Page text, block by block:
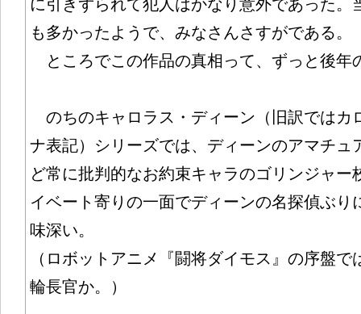
に引きずられて犯人はかなり意外であった。
も多かったようで、みなさんさすがである。
ところでこの作品の真相って、ずっと後
のちのキャロラス・ディーン（旧訳ではカ
ナ表記）シリーズでは、ディーンのアマチュ
ど常に批判的なお約束キャラのゴリンジャー
イベート寄りの一面でディーンの名探偵ぶり
味深い。
（ロボットアニメ『闘将ダイモス』の序盤
輪長官か。）